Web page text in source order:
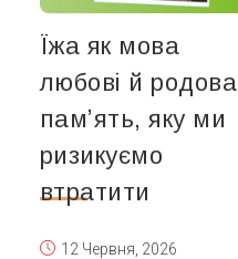
Їжа як мова
любові й родова
памʼять, яку ми
ризикуємо
втратити
12 Червня, 2026